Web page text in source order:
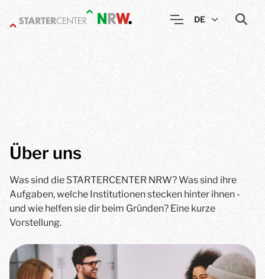
DE
Über uns
Was sind die STARTERCENTER NRW? Was sind ihre
Aufgaben, welche Institutionen stecken hinter ihnen -
und wie helfen sie dir beim Gründen? Eine kurze
Vorstellung.